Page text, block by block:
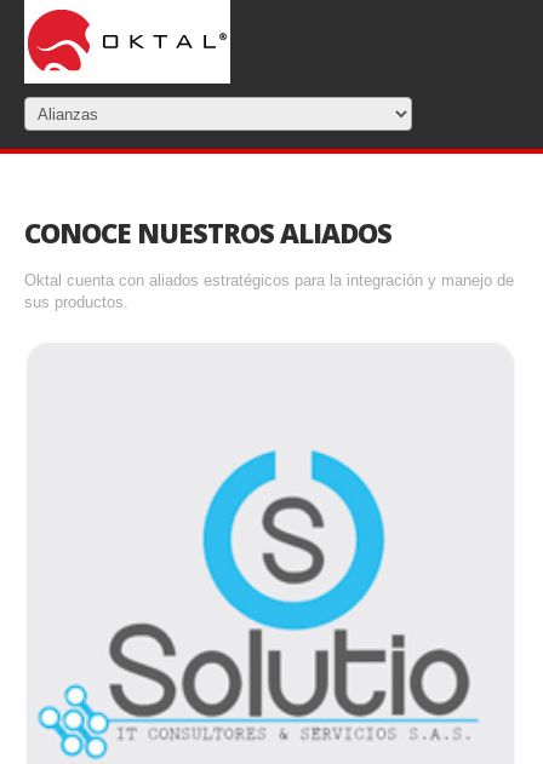
CONOCE NUESTROS ALIADOS
Oktal cuenta con aliados estratégicos para la integración y manejo de
sus productos.